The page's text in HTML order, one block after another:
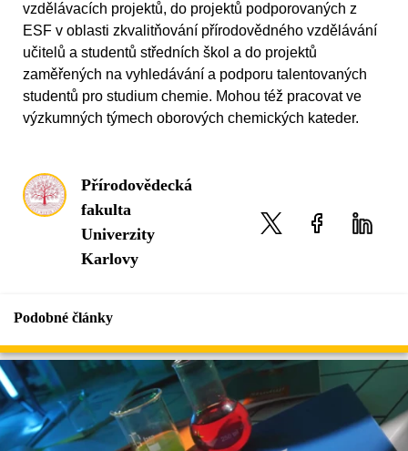
vzdělávacích projektů, do projektů podporovaných z
ESF v oblasti zkvalitňování přírodovědného vzdělávání
učitelů a studentů středních škol a do projektů
zaměřených na vyhledávání a podporu talentovaných
studentů pro studium chemie. Mohou též pracovat ve
výzkumných týmech oborových chemických kateder.
Přírodovědecká
fakulta
Univerzity
Karlovy
Podobné články